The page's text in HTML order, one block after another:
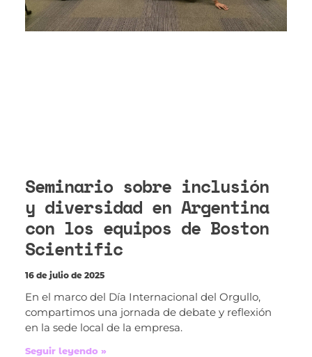
Seminario sobre inclusión
y diversidad en Argentina
con los equipos de Boston
Scientific
16 de julio de 2025
En el marco del Día Internacional del Orgullo,
compartimos una jornada de debate y reflexión
en la sede local de la empresa.
Seguir leyendo »